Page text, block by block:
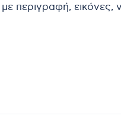
περιγραφή, εικόνες,